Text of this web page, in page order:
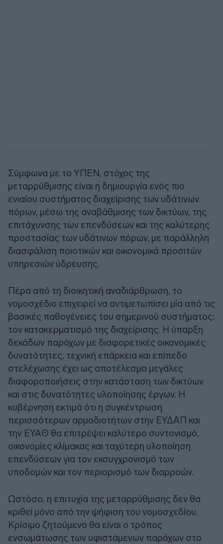
Σύμφωνα με το ΥΠΕΝ, στόχος της
μεταρρύθμισης είναι η δημιουργία ενός πιο
ενιαίου συστήματος διαχείρισης των υδάτινων
πόρων, μέσω της αναβάθμισης των δικτύων, της
επιτάχυνσης των επενδύσεων και της καλύτερης
προστασίας των υδάτινων πόρων, με παράλληλη
διασφάλιση ποιοτικών και οικονομικά προσιτών
υπηρεσιών ύδρευσης.
Πέρα από τη διοικητική αναδιάρθρωση, το
νομοσχέδιο επιχειρεί να αντιμετωπίσει μία από τις
βασικές παθογένειες του σημερινού συστήματος:
τον κατακερματισμό της διαχείρισης. Η ύπαρξη
δεκάδων παρόχων με διαφορετικές οικονομικές
δυνατότητες, τεχνική επάρκεια και επίπεδο
στελέχωσης έχει ως αποτέλεσμα μεγάλες
διαφοροποιήσεις στην κατάσταση των δικτύων
και στις δυνατότητες υλοποίησης έργων. Η
κυβέρνηση εκτιμά ότι η συγκέντρωση
περισσότερων αρμοδιοτήτων στην ΕΥΔΑΠ και
την ΕΥΑΘ θα επιτρέψει καλύτερο συντονισμό,
οικονομίες κλίμακας και ταχύτερη υλοποίηση
επενδύσεων για τον εκσυγχρονισμό των
υποδομών και τον περιορισμό των διαρροών.
Ωστόσο, η επιτυχία της μεταρρύθμισης δεν θα
κριθεί μόνο από την ψήφιση του νομοσχεδίου.
Κρίσιμο ζητούμενο θα είναι ο τρόπος
ενσωμάτωσης των υφιστάμενων παρόχων στο